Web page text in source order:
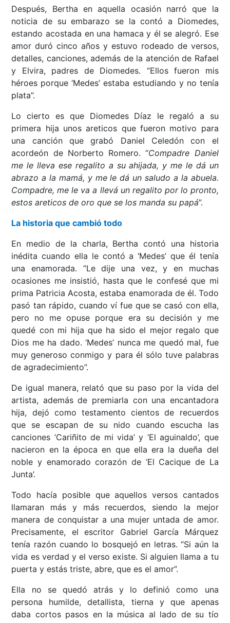
Después, Bertha en aquella ocasión narró que la
noticia de su embarazo se la contó a Diomedes,
estando acostada en una hamaca y él se alegró. Ese
amor duró cinco años y estuvo rodeado de versos,
detalles, canciones, además de la atención de Rafael
y Elvira, padres de Diomedes. “Ellos fueron mis
héroes porque ‘Medes’ estaba estudiando y no tenía
plata”.
Lo cierto es que Diomedes Díaz le regaló a su
primera hija unos areticos que fueron motivo para
una canción que grabó Daniel Celedón con el
acordeón de Norberto Romero. “Compadre Daniel
me le lleva ese regalito a su ahijada, y me le dá un
abrazo a la mamá, y me le dá un saludo a la abuela.
Compadre, me le va a llevá un regalito por lo pronto,
estos areticos de oro que se los manda su papá”.
La historia que cambió todo
En medio de la charla, Bertha contó una historia
inédita cuando ella le contó a ‘Medes’ que él tenía
una enamorada. “Le dije una vez, y en muchas
ocasiones me insistió, hasta que le confesé que mi
prima Patricia Acosta, estaba enamorada de él. Todo
pasó tan rápido, cuando ví fue que se casó con ella,
pero no me opuse porque era su decisión y me
quedé con mi hija que ha sido el mejor regalo que
Dios me ha dado. ‘Medes’ nunca me quedó mal, fue
muy generoso conmigo y para él sólo tuve palabras
de agradecimiento”.
De igual manera, relató que su paso por la vida del
artista, además de premiarla con una encantadora
hija, dejó como testamento cientos de recuerdos
que se escapan de su nido cuando escucha las
canciones ‘Cariñito de mi vida’ y ‘El aguinaldo’, que
nacieron en la época en que ella era la dueña del
noble y enamorado corazón de ‘El Cacique de La
Junta’.
Todo hacía posible que aquellos versos cantados
llamaran más y más recuerdos, siendo la mejor
manera de conquistar a una mujer untada de amor.
Precisamente, el escritor Gabriel García Márquez
tenía razón cuando lo bosquejó en letras. “Si aún la
vida es verdad y el verso existe. Si alguien llama a tu
puerta y estás triste, abre, que es el amor”.
Ella no se quedó atrás y lo definió como una
persona humilde, detallista, tierna y que apenas
daba cortos pasos en la música al lado de su tío